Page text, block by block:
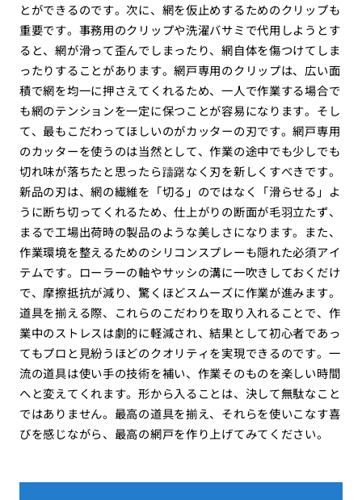
とができるのです。次に、網を仮止めするためのクリップも
重要です。事務用のクリップや洗濯バサミで代用しようとす
ると、網が滑って歪んでしまったり、網自体を傷つけてしま
ったりすることがあります。網戸専用のクリップは、広い面
積で網を均一に押さえてくれるため、一人で作業する場合で
も網のテンションを一定に保つことが容易になります。そし
て、最もこだわってほしいのがカッターの刃です。網戸専用
のカッターを使うのは当然として、作業の途中でも少しでも
切れ味が落ちたと思ったら躊躇なく刃を新しくすべきです。
新品の刃は、網の繊維を「切る」のではなく「滑らせる」よ
うに断ち切ってくれるため、仕上がりの断面が毛羽立たず、
まるで工場出荷時の製品のような美しさになります。また、
作業環境を整えるためのシリコンスプレーも隠れた必須アイ
テムです。ローラーの軸やサッシの溝に一吹きしておくだけ
で、摩擦抵抗が減り、驚くほどスムーズに作業が進みます。
道具を揃える際、これらのこだわりを取り入れることで、作
業中のストレスは劇的に軽減され、結果として初心者であっ
てもプロと見紛うほどのクオリティを実現できるのです。一
流の道具は使い手の技術を補い、作業そのものを楽しい時間
へと変えてくれます。形から入ることは、決して無駄なこと
ではありません。最高の道具を揃え、それらを使いこなす喜
びを感じながら、最高の網戸を作り上げてみてください。